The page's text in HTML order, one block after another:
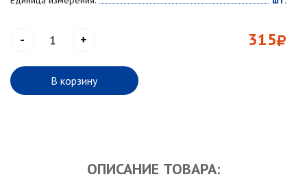
- + 315
В корзину
ОПИСАНИЕ ТОВАРА: